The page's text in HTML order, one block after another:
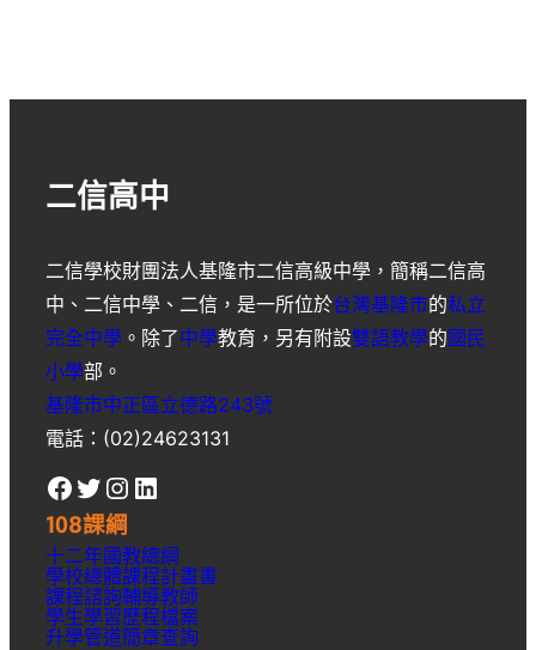
二信高中
二信學校財團法人基隆市二信高級中學 ，簡稱二信高
中 、 二信中學 、 二信 ，是一所位於台灣基隆市的私立
完全中學 。除了中學教育，另有附設雙語教學的國民
小學部。
基隆市中正區立德路243號
電話：(02)24623131
Facebook Twitter Instagram LinkedIn
108課綱
十二年國教總綱
學校總體課程計畫書
課程諮詢輔導教師
學生學習歷程檔案
升學管道簡章查詢